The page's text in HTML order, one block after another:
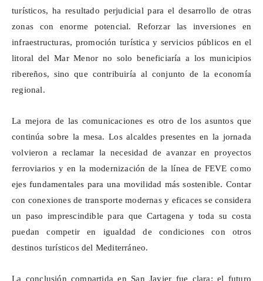
turísticos, ha resultado perjudicial para el desarrollo de otras
zonas con enorme potencial. Reforzar las inversiones en
infraestructuras, promoción turística y servicios públicos en el
litoral del Mar Menor no solo beneficiaría a los municipios
ribereños, sino que contribuiría al conjunto de la economía
regional.
La mejora de las comunicaciones es otro de los asuntos que
continúa sobre la mesa. Los alcaldes presentes en la jornada
volvieron a reclamar la necesidad de avanzar en proyectos
ferroviarios y en la modernización de la línea de FEVE como
ejes fundamentales para una movilidad más sostenible. Contar
con conexiones de transporte modernas y eficaces se considera
un paso imprescindible para que Cartagena y toda su costa
puedan competir en igualdad de condiciones con otros
destinos turísticos del Mediterráneo.
La conclusión compartida en San Javier fue clara: el futuro